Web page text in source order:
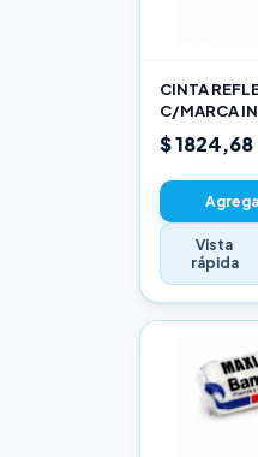
CINTA
C/MARCA
$ 1824,68
Vista
rápida